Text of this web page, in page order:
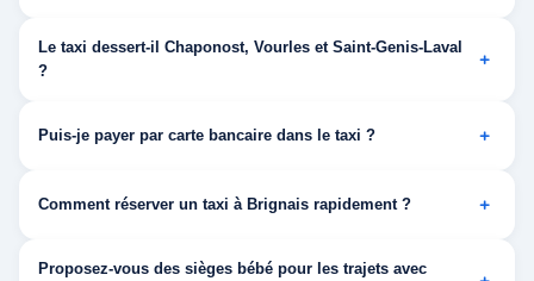
Le taxi dessert-il Chaponost, Vourles et Saint-Genis-Laval
?
Puis-je payer par carte bancaire dans le taxi ?
Comment réserver un taxi à Brignais rapidement ?
Proposez-vous des sièges bébé pour les trajets avec